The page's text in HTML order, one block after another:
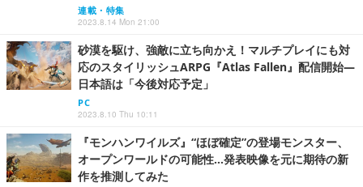
連載・特集
2023.8.14 Mon 21:00
砂漠を駆け、強敵に立ち向かえ！マルチプレイにも対
応のスタイリッシュARPG『Atlas Fallen』配信開始―
日本語は「今後対応予定」
PC
2023.8.10 Thu 10:11
『モンハンワイルズ』“ほぼ確定”の登場モンスター、
オープンワールドの可能性…発表映像を元に期待の新
作を推測してみた